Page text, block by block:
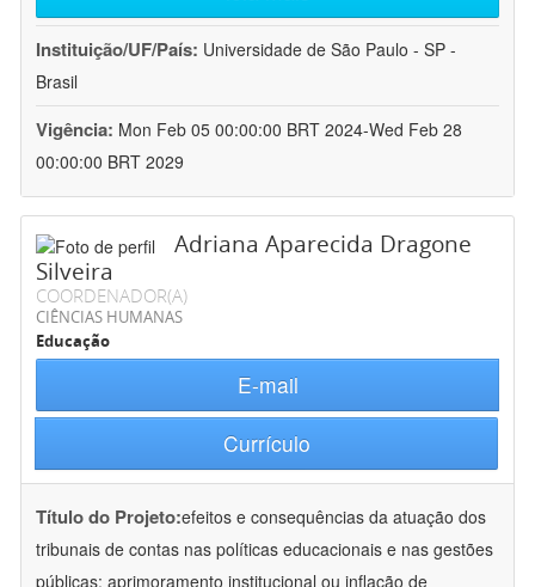
Instituição/UF/País: Universidade de São Paulo - SP -
Brasil
Vigência: Mon Feb 05 00:00:00 BRT 2024-Wed Feb 28
00:00:00 BRT 2029
Adriana Aparecida Dragone
Silveira
COORDENADOR(A)
CIÊNCIAS HUMANAS
Educação
E-mail
Currículo
Título do Projeto:efeitos e consequências da atuação dos
tribunais de contas nas políticas educacionais e nas gestões
públicas: aprimoramento institucional ou inflação de